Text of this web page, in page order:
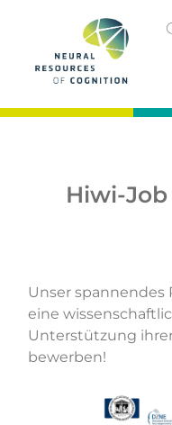
Hiwi-
Unser spannendes
eine
Unterstützung
bewerben!